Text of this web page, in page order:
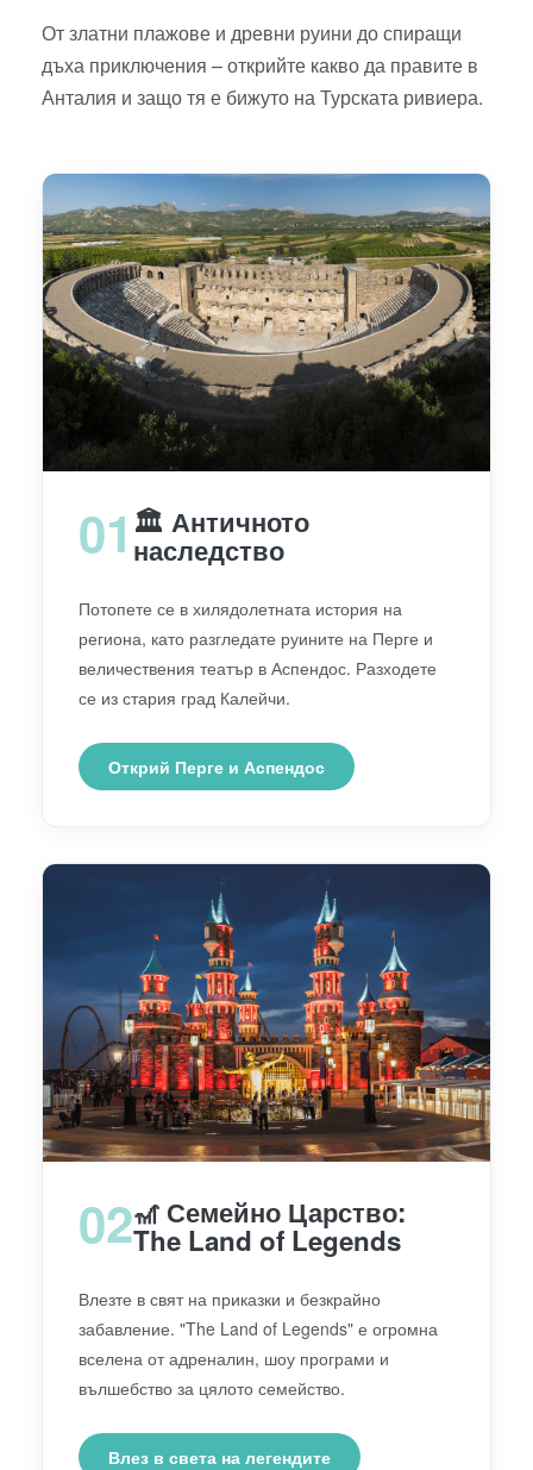
От златни плажове и древни руини до спиращи
дъха приключения – открийте какво да правите в
Анталия и защо тя е бижуто на Турската ривиера.
01 🏛️ Античното
наследство
Потопете се в хилядолетната история на
региона, като разгледате руините на Перге и
величествения театър в Аспендос. Разходете
се из стария град Калейчи.
Открий Перге и Аспендос
02🎢 Семейно Царство:
The Land of Legends
Влезте в свят на приказки и безкрайно
забавление. "The Land of Legends" е огромна
вселена от адреналин, шоу програми и
вълшебство за цялото семейство.
Влез в света на легендите